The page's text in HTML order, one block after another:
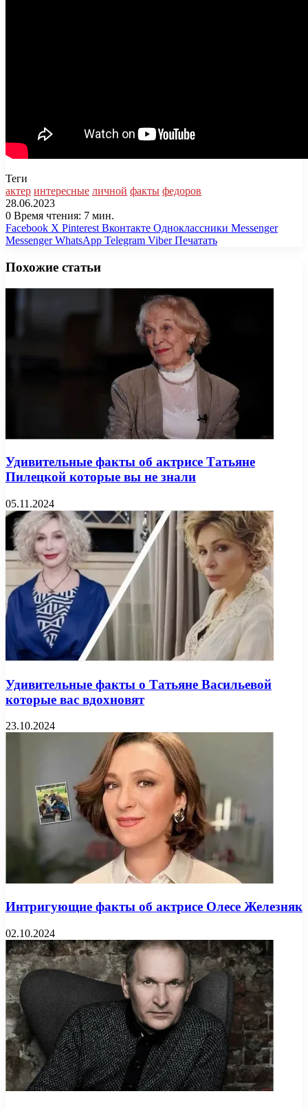
Теги
актер интересные личной факты федоров
28.06.2023
0 Время чтения: 7 мин.
Facebook X Pinterest Вконтакте Одноклассники Messenger
Messenger WhatsApp Telegram Viber Печатать
Похожие статьи
Удивительные факты об актрисе Татьяне
Пилецкой которые вы не знали
05.11.2024
Удивительные факты о Татьяне Васильевой
которые вас вдохновят
23.10.2024
Интригующие факты об актрисе Олесе Железняк
02.10.2024